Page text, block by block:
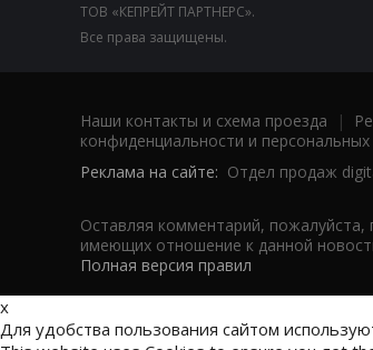
ТОВ «КЕПРЕЙТ ПАРТНЕРС».
Все права защищены.
Наши контакты и схема проезда |
конфиденциальности и
Реклама на сайте: Отдел продаж
Оставляя комментарий,
имеющих отношение к данной
Полная версия правил
x
Для удобства пользования сайтом